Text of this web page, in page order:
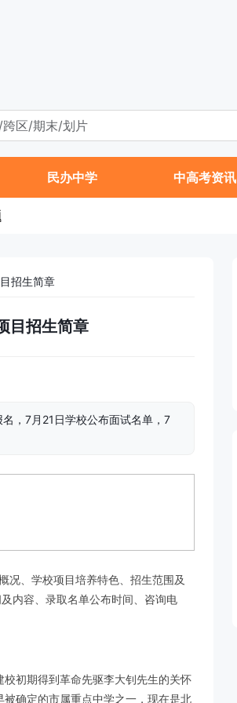
民办中学 中高考资讯
招生简章
目招生简章
，7月21日学校公布面试名单，7
况、学校项目培养特色、招生范围及
内容、录取名单公布时间、咨询电
初期得到革命先驱李大钊先生的关怀
确定的市属重点中学之一，现在是北